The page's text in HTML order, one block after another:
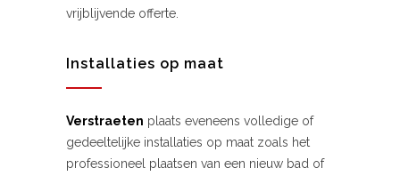
vrijblijvende offerte.
Installaties op maat
Verstraeten plaats eveneens volledige of
gedeeltelijke installaties op maat zoals het
professioneel plaatsen van een nieuw bad of